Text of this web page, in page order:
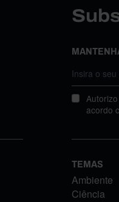
acordo
TEMAS
Ambiente
Ciência